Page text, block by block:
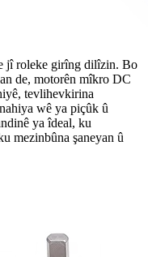
jî roleke girîng dilîzin. Bo
de, motorên mîkro DC
tevlihevkirina
wê ya piçûk û
ya îdeal, ku
mezinbûna şaneyan û